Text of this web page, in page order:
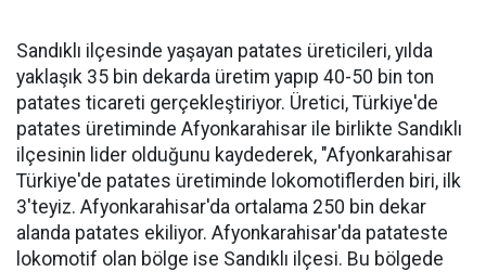
Sandıklı ilçesinde yaşayan patates üreticileri, yılda
yaklaşık 35 bin dekarda üretim yapıp 40-50 bin ton
patates ticareti gerçekleştiriyor. Üretici, Türkiye'de
patates üretiminde Afyonkarahisar ile birlikte Sandıklı
ilçesinin lider olduğunu kaydederek, "Afyonkarahisar
Türkiye'de patates üretiminde lokomotiflerden biri, ilk
3'teyiz. Afyonkarahisar'da ortalama 250 bin dekar
alanda patates ekiliyor. Afyonkarahisar'da patateste
lokomotif olan bölge ise Sandıklı ilçesi. Bu bölgede